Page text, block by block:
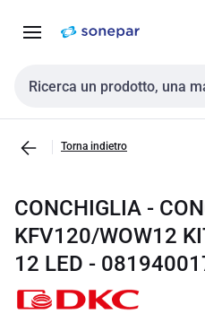
navigazione alla
Cerca input
Torna indietro
CONCHIGLIA -
KFV120/WOW12
12 LED -